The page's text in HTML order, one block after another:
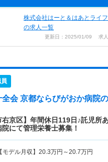
株式会社はーと＆はあとライ
の求人一覧
更新日：2025/01/09 求
会 京都ならびがおか病院
右京区】年間休日119日♪託児所
にて管理栄養士募集！
【モデル月収】 20.3万円～20.7万円